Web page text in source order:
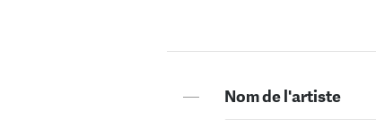
— Nom de l'artiste